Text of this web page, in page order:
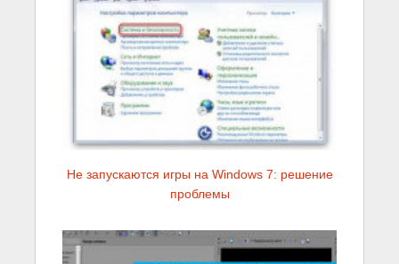
Не запускаются игры на Windows 7: решение
проблемы